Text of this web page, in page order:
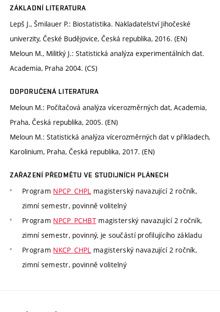
ZÁKLADNÍ LITERATURA
Lepš J., Šmilauer P.: Biostatistika. Nakladatelství Jihočeské
univerzity, České Budějovice, Česká republika, 2016. (EN)
Meloun M., Militký J.: Statistická analýza experimentálních dat.
Academia, Praha 2004. (CS)
DOPORUČENÁ LITERATURA
Meloun M.: Počítačová analýza vícerozměrných dat, Academia,
Praha, Česká republika, 2005. (EN)
Meloun M.: Statistická analýza vícerozměrných dat v příkladech,
Karolinium, Praha, Česká republika, 2017. (EN)
ZAŘAZENÍ PŘEDMĚTU VE STUDIJNÍCH PLÁNECH
Program NPCP_CHPL magisterský navazující 2 ročník,
zimní semestr, povinně volitelný
Program NPCP_PCHBT magisterský navazující 2 ročník,
zimní semestr, povinný, je součástí profilujícího základu
Program NKCP_CHPL magisterský navazující 2 ročník,
zimní semestr, povinně volitelný